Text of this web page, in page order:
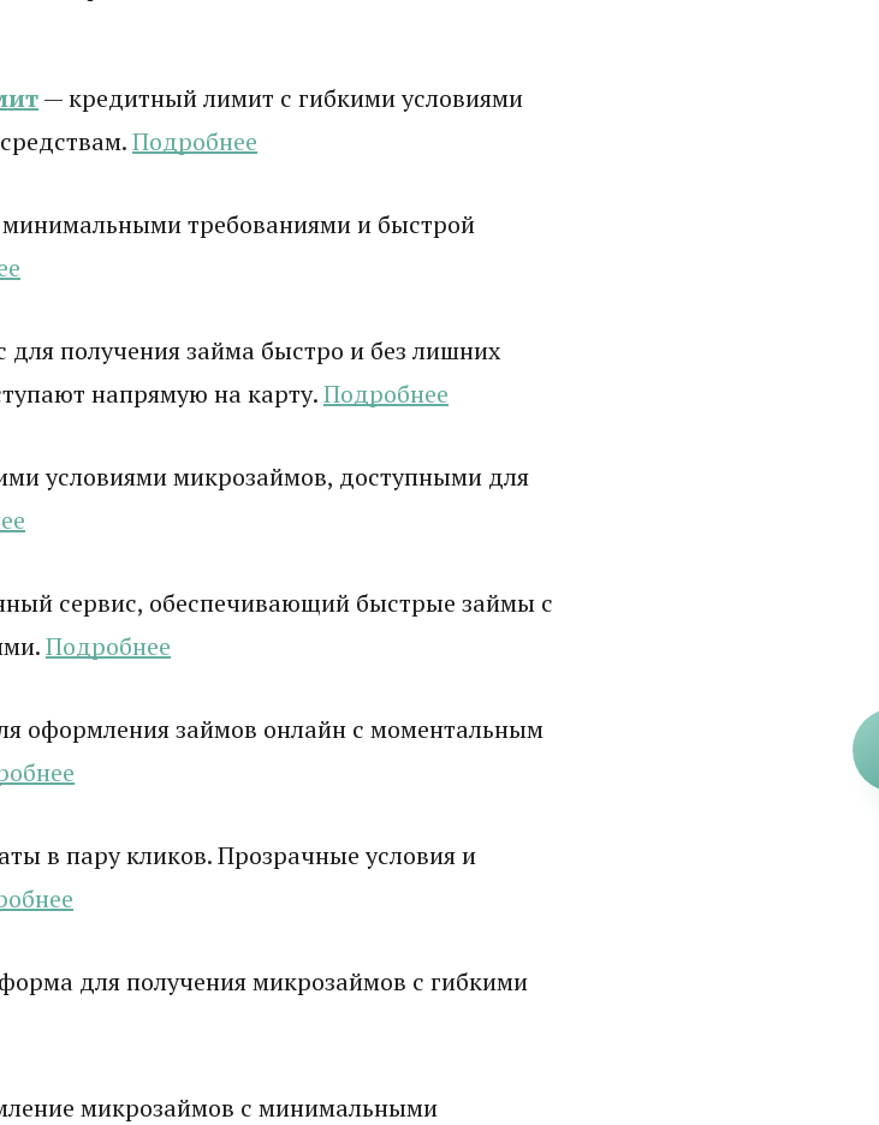
— кредитный лимит с гибкими условиями
Подробнее
требованиями и быстрой
получения займа быстро и без лишних
напрямую на карту.Подробнее
условиями микрозаймов, доступными для
сервис, обеспечивающий быстрые займы с
Подробнее
оформления займов онлайн с моментальным
в пару кликов. Прозрачные условия и
для получения микрозаймов с гибкими
микрозаймов с минимальными